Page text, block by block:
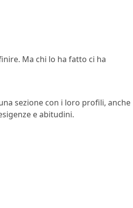
Ma chi lo ha fatto ci ha
sezione con i loro profili, anche
e abitudini.